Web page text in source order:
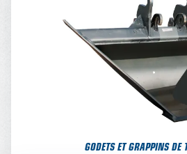
GODETS ET GRAPPINS DE